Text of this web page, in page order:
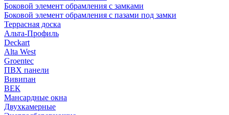
Боковой элемент обрамления с замками
Боковой элемент обрамления с пазами под замки
Террасная доска
Альта-Профиль
Deckart
Alta West
Groentec
ПВХ панели
Вивипан
ВЕК
Мансардные окна
Двухкамерные